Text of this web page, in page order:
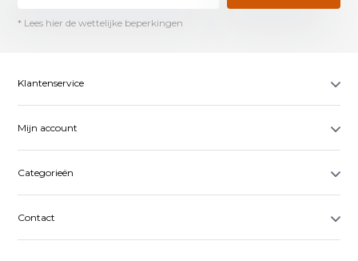
* Lees hier de wettelijke beperkingen
Klantenservice
Mijn account
Categorieën
Contact